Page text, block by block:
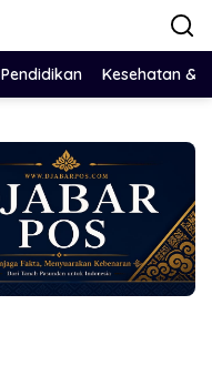
Pendidikan Kesehatan &